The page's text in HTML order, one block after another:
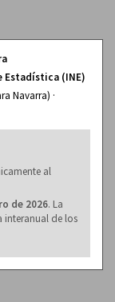
(INE)
Navarra) ·
al
de 2026. La
interanual de los